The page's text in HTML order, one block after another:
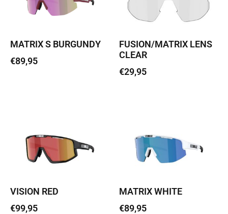
MATRIX S BURGUNDY
€89,95
FUSION/MATRIX LENS
CLEAR
€29,95
VISION RED
€99,95
MATRIX WHITE
€89,95